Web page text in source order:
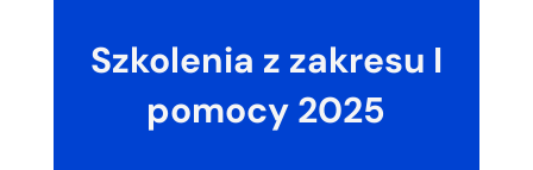
Szkolenia z zakresu I
pomocy 2025